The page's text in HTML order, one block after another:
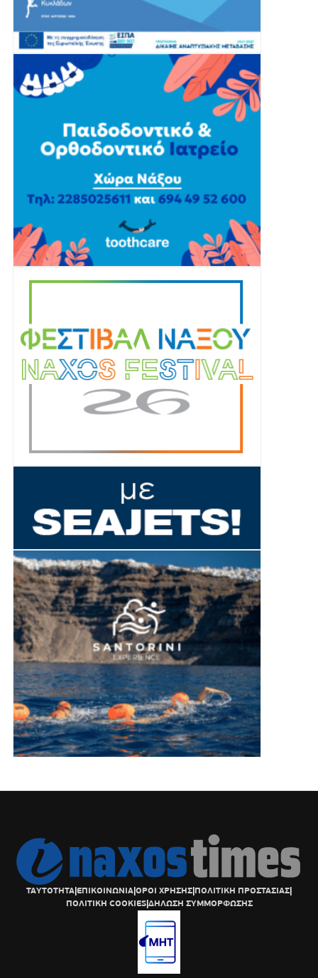
ΤΑΥΤΟΤΗΤΑ|ΕΠΙΚΟΙΝΩΝΙΑ|ΟΡΟΙ ΧΡΗΣΗΣ|ΠΟΛΙΤΙΚΗ ΠΡΟΣΤΑΣΙΑΣ|
ΠΟΛΙΤΙΚΗ COOKIES|ΔΗΛΩΣΗ ΣΥΜΜΟΡΦΩΣΗΣ